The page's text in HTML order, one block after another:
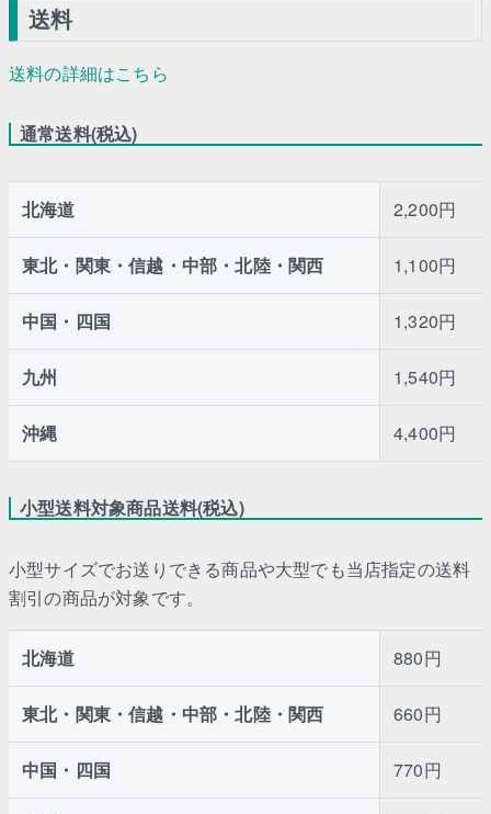
送料
送料の詳細はこちら
通常送料(税込)
北海道 2,200円
東北・関東・信越・中部・北陸・関西 1,100円
中国・四国 1,320円
九州 1,540円
沖縄 4,400円
小型送料対象商品送料(税込)
小型サイズでお送りできる商品や大型でも当店指定の送料
割引の商品が対象です。
北海道 880円
東北・関東・信越・中部・北陸・関西 660円
中国・四国 770円